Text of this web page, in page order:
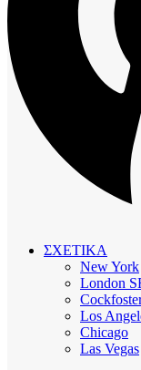
ΣΧΕΤΙΚΑ
New York
London
Los
Chicago
Las Vegas